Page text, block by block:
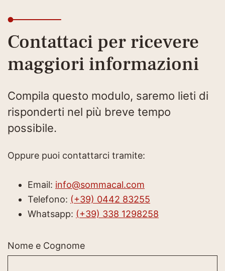
Contattaci per ricevere
maggiori informazioni
Compila questo modulo, saremo lieti di
risponderti nel più breve tempo
possibile.
Oppure puoi contattarci tramite:
Email: info@sommacal.com
Telefono: (+39) 0442 83255
Whatsapp: (+39) 338 1298258
Nome e Cognome